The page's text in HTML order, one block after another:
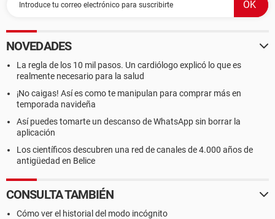
NOVEDADES
La regla de los 10 mil pasos. Un cardiólogo explicó lo que es
realmente necesario para la salud
¡No caigas! Así es como te manipulan para comprar más en
temporada navideña
Así puedes tomarte un descanso de WhatsApp sin borrar la
aplicación
Los científicos descubren una red de canales de 4.000 años de
antigüedad en Belice
CONSULTA TAMBIÉN
Cómo ver el historial del modo incógnito